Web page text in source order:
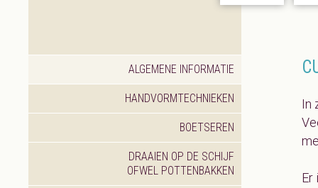
ALGEMENE INFORMATIE
HANDVORMTECHNIEKEN
BOETSEREN
DRAAIEN OP DE SCHIJF
OFWEL POTTENBAKKEN
In
Er